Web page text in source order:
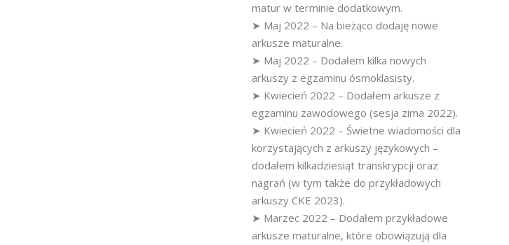
matur w terminie dodatkowym.
➤ Maj 2022 – Na bieżąco dodaję nowe
arkusze maturalne.
➤ Maj 2022 – Dodałem kilka nowych
arkuszy z egzaminu ósmoklasisty.
➤ Kwiecień 2022 – Dodałem arkusze z
egzaminu zawodowego (sesja zima 2022).
➤ Kwiecień 2022 – Świetne wiadomości dla
korzystających z arkuszy językowych –
dodałem kilkadziesiąt transkrypcji oraz
nagrań (w tym także do przykładowych
arkuszy CKE 2023).
➤ Marzec 2022 – Dodałem przykładowe
arkusze maturalne, które obowiązują dla